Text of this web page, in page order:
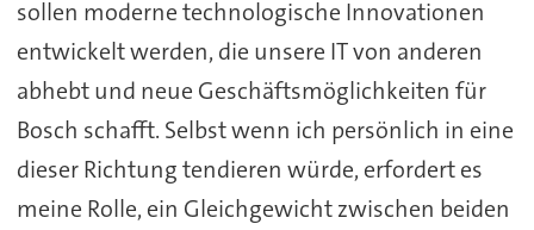
sollen moderne technologische Innovationen
entwickelt werden, die unsere IT von anderen
abhebt und neue Geschäftsmöglichkeiten für
Bosch schafft. Selbst wenn ich persönlich in eine
dieser Richtung tendieren würde, erfordert es
meine Rolle, ein Gleichgewicht zwischen beiden